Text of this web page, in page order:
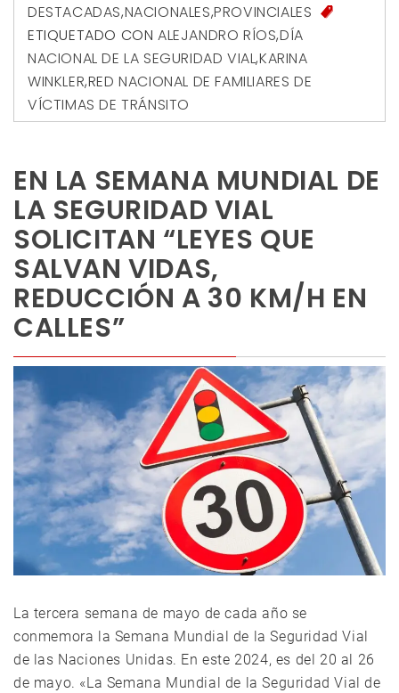
DESTACADAS,NACIONALES,PROVINCIALES
ETIQUETADO CON ALEJANDRO RÍOS,DÍA
NACIONAL DE LA SEGURIDAD VIAL,KARINA
WINKLER,RED NACIONAL DE FAMILIARES DE
VÍCTIMAS DE TRÁNSITO
EN LA SEMANA MUNDIAL DE
LA SEGURIDAD VIAL
SOLICITAN “LEYES QUE
SALVAN VIDAS,
REDUCCIÓN A 30 KM/H EN
CALLES”
La tercera semana de mayo de cada año se
conmemora la Semana Mundial de la Seguridad Vial
de las Naciones Unidas. En este 2024, es del 20 al 26
de mayo. «La Semana Mundial de la Seguridad Vial de